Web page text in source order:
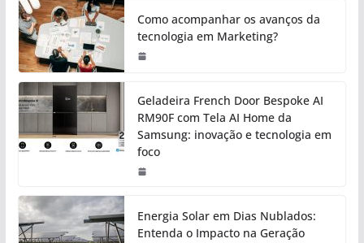
Como acompanhar os avanços da
tecnologia em Marketing?
Geladeira French Door Bespoke AI
RM90F com Tela AI Home da
Samsung: inovação e tecnologia em
foco
Energia Solar em Dias Nublados:
Entenda o Impacto na Geração